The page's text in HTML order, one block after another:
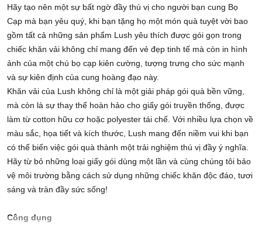
Hãy tạo nên một sự bất ngờ đầy thú vị cho người bạn cung Bọ
Cạp mà bạn yêu quý, khi bạn tặng họ một món quà tuyệt vời bao
gồm tất cả những sản phẩm Lush yêu thích được gói gọn trong
chiếc khăn vải không chỉ mang đến vẻ đẹp tinh tế mà còn in hình
ảnh của một chú bọ cạp kiên cường, tượng trưng cho sức mạnh
và sự kiên định của cung hoàng đạo này.
Khăn vải của Lush không chỉ là một giải pháp gói quà bền vững,
mà còn là sự thay thế hoàn hảo cho giấy gói truyền thống, được
làm từ cotton hữu cơ hoặc polyester tái chế. Với nhiều lựa chọn về
màu sắc, họa tiết và kích thước, Lush mang đến niềm vui khi bạn
có thể biến việc gói quà thành một trải nghiệm thú vị đầy ý nghĩa.
Hãy từ bỏ những loại giấy gói dùng một lần và cùng chúng tôi bảo
vệ môi trường bằng cách sử dụng những chiếc khăn độc đáo, tươi
sáng và tràn đầy sức sống!
Công dụng